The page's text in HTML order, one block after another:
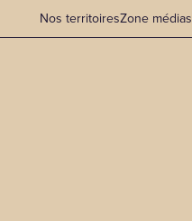
Nos territoiresZone médias